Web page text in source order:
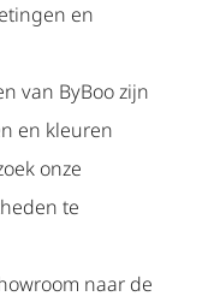
en
van ByBoo zijn
en kleuren
onze
te
naar de